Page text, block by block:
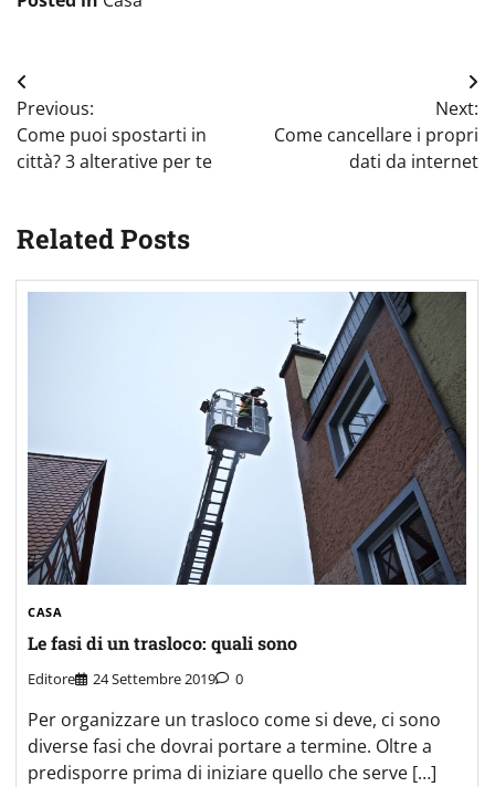
Navigazione
articoli
Previous:
Come puoi spostarti in
città? 3 alterative per te
Next:
Come cancellare i propri
dati da internet
Related Posts
CASA
Le fasi di un trasloco: quali sono
Editore 24 Settembre 2019 0
Per organizzare un trasloco come si deve, ci sono
diverse fasi che dovrai portare a termine. Oltre a
predisporre prima di iniziare quello che serve […]